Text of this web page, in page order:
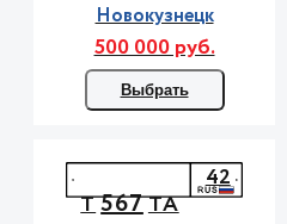
Новокузнецк
500 000 руб.
Выбрать
Т567ТА
42